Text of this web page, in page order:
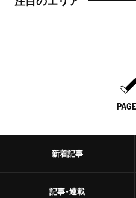
新着記事
記事・連載